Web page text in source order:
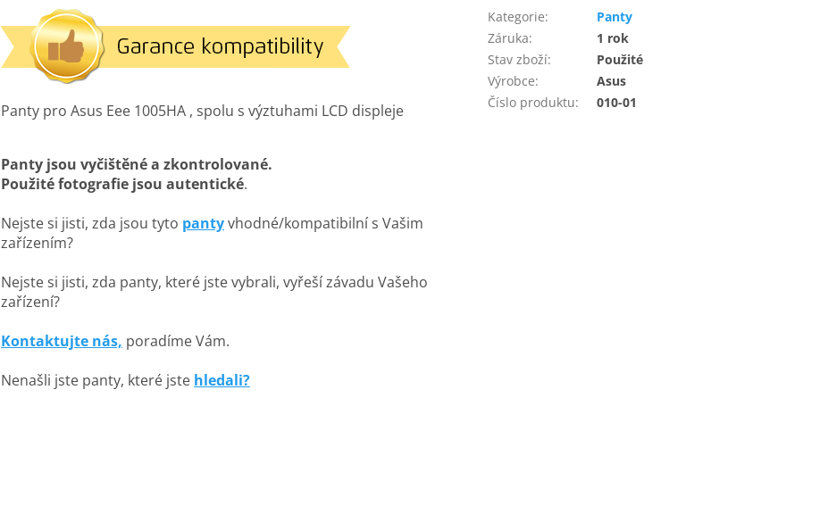
Panty pro Asus Eee 1005HA , spolu s výztuhami LCD displeje
Panty jsou vyčištěné a zkontrolované.
Použité fotografie jsou autentické.
Nejste si jisti, zda jsou tyto pantyvhodné/kompatibilní s Vašim
zařízením?
Nejste si jisti, zda panty, které jste vybrali, vyřeší závadu Vašeho
zařízení?
Kontaktujte nás, poradíme Vám.
Nenašli jste panty, které jste hledali?
Kategorie:
Panty
Záruka:
1 rok
Stav zboží:
Použité
Výrobce:
Asus
Číslo produktu: 010-01